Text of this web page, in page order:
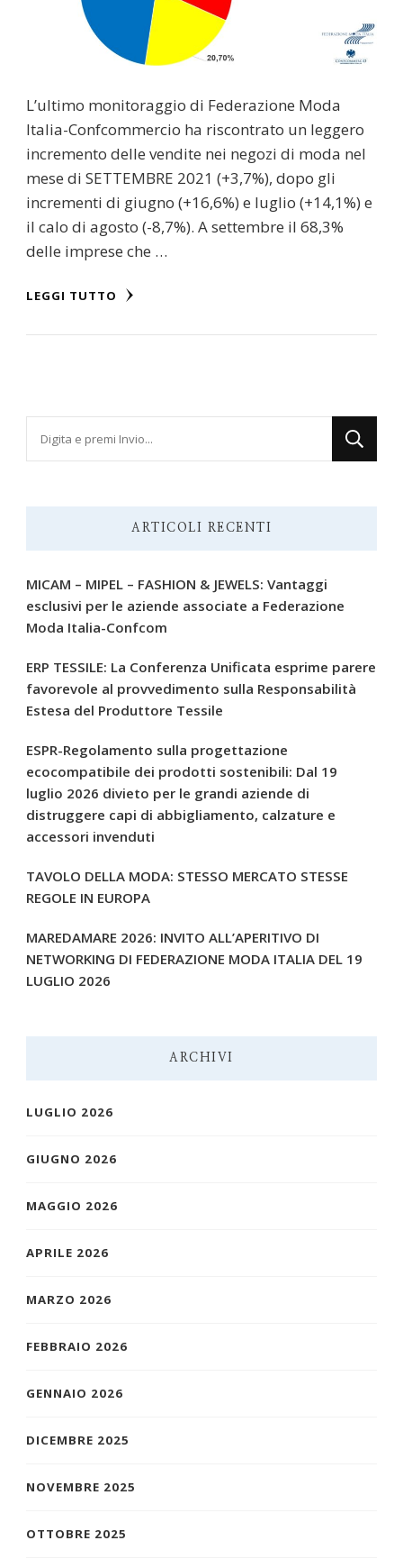
L’ultimo monitoraggio di Federazione Moda
Italia-Confcommercio ha riscontrato un leggero
incremento delle vendite nei negozi di moda nel
mese di SETTEMBRE 2021 (+3,7%), dopo gli
incrementi di giugno (+16,6%) e luglio (+14,1%) e
il calo di agosto (-8,7%). A settembre il 68,3%
delle imprese che …
LEGGI TUTTO
ARTICOLI RECENTI
MICAM – MIPEL – FASHION & JEWELS: Vantaggi
esclusivi per le aziende associate a Federazione
Moda Italia-Confcom
ERP TESSILE: La Conferenza Unificata esprime parere
favorevole al provvedimento sulla Responsabilità
Estesa del Produttore Tessile
ESPR-Regolamento sulla progettazione
ecocompatibile dei prodotti sostenibili: Dal 19
luglio 2026 divieto per le grandi aziende di
distruggere capi di abbigliamento, calzature e
accessori invenduti
TAVOLO DELLA MODA: STESSO MERCATO STESSE
REGOLE IN EUROPA
MAREDAMARE 2026: INVITO ALL’APERITIVO DI
NETWORKING DI FEDERAZIONE MODA ITALIA DEL 19
LUGLIO 2026
ARCHIVI
LUGLIO 2026
GIUGNO 2026
MAGGIO 2026
APRILE 2026
MARZO 2026
FEBBRAIO 2026
GENNAIO 2026
DICEMBRE 2025
NOVEMBRE 2025
OTTOBRE 2025